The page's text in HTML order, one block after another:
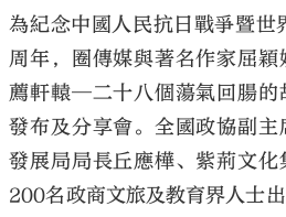
為紀念中國人民抗日戰爭暨世
周年，圈傳媒與著名作家屈
薦軒轅─二十八個蕩氣回腸的
發布及分享會。全國政協副
發展局局長丘應樺、紫荊文
200名政商文旅及教育界人士